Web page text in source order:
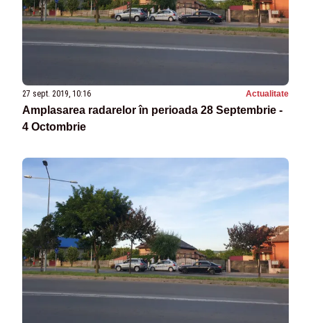
27 sept. 2019, 10:16 Actualitate
Amplasarea radarelor în perioada 28 Septembrie -
4 Octombrie